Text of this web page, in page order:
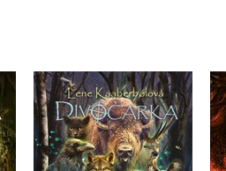
Divočarka: Dcera krve
Lene Kaaberbolová